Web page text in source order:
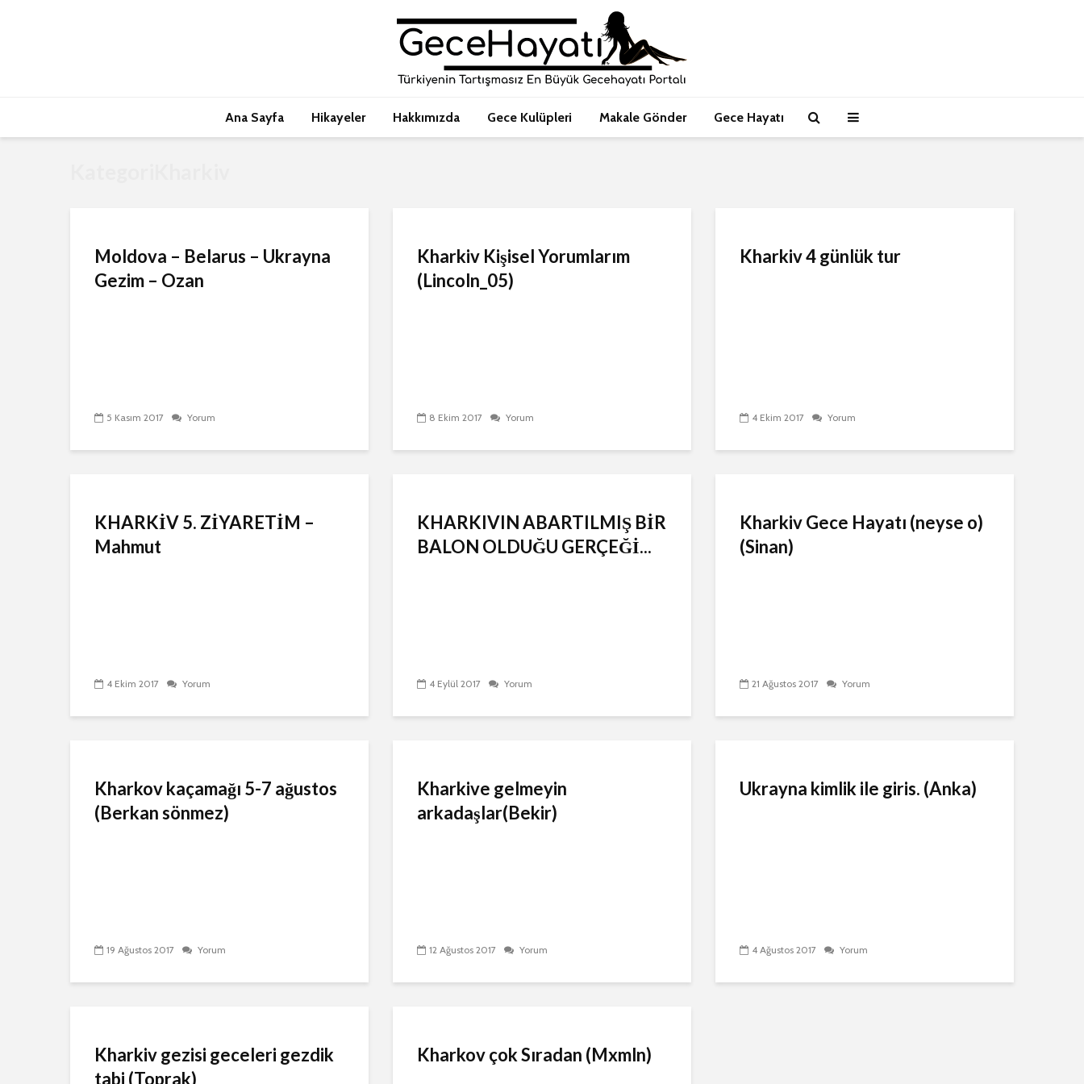
Ana Sayfa Hikayeler Hakkımızda Gece Kulüpleri Makale Gönder Gece Hayatı
Moldova – Belarus – Ukrayna
Gezim – Ozan
5 Kasım 2017 Yorum
Kharkiv Kişisel Yorumlarım
(Lincoln_05)
8 Ekim 2017 Yorum
Kharkiv 4 günlük tur
4 Ekim 2017 Yorum
KHARKİV 5. ZİYARETİM –
Mahmut
4 Ekim 2017 Yorum
KHARKIVIN ABARTILMIŞ BİR
BALON OLDUĞU GERÇEĞİ...
4 Eylül 2017 Yorum
Kharkiv Gece Hayatı (neyse o)
(Sinan)
21 Ağustos 2017 Yorum
Kharkov kaçamağı 5-7 ağustos
(Berkan sönmez)
19 Ağustos 2017 Yorum
Kharkive gelmeyin
arkadaşlar(Bekir)
12 Ağustos 2017 Yorum
Ukrayna kimlik ile giris. (Anka)
4 Ağustos 2017 Yorum
Kharkiv gezisi geceleri gezdik
tabi (Toprak)
Kharkov çok Sıradan (Mxmln)